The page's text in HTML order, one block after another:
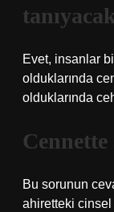
Evet, insanlar
olduklarında
olduklarında
Cennette
Bu sorunun
ahiretteki cinsel